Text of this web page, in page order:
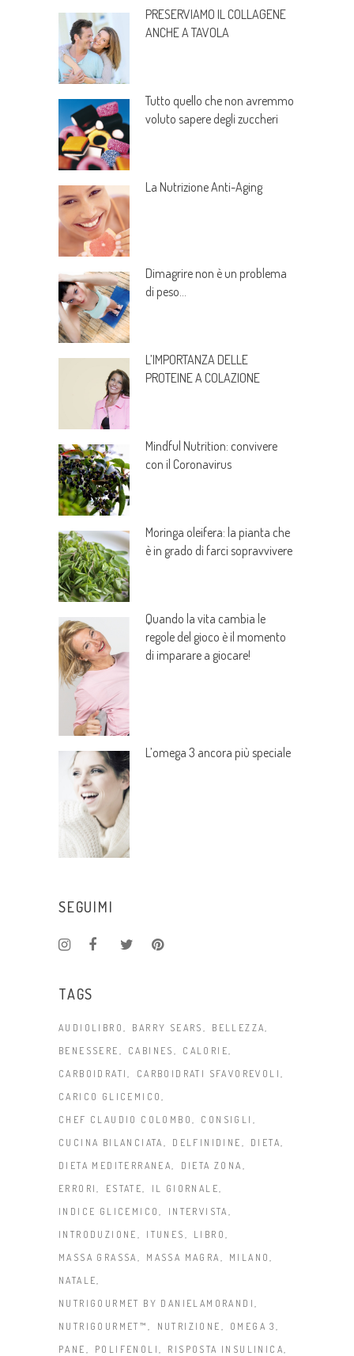
PRESERVIAMO IL COLLAGENE
ANCHE A TAVOLA
Tutto quello che non avremmo
voluto sapere degli zuccheri
La Nutrizione Anti-Aging
Dimagrire non è un problema
di peso…
L’IMPORTANZA DELLE
PROTEINE A COLAZIONE
Mindful Nutrition: convivere
con il Coronavirus
Moringa oleifera: la pianta che
è in grado di farci sopravvivere
Quando la vita cambia le
regole del gioco è il momento
di imparare a giocare!
L’omega 3 ancora più speciale
SEGUIMI
TAGS
AUDIOLIBRO BARRY SEARS
BELLEZZA
BENESSERE
CABINES
CALORIE
CARBOIDRATI
CARBOIDRATI SFAVOREVOLI
CARICO GLICEMICO
CHEF CLAUDIO COLOMBO
CONSIGLI
CUCINA BILANCIATA
DELFINIDINE
DIETA
DIETA MEDITERRANEA
DIETA ZONA
ERRORI
ESTATE
IL GIORNALE
INDICE GLICEMICO
INTERVISTA
INTRODUZIONE
ITUNES
LIBRO
MASSA GRASSA
MASSA MAGRA
MILANO
NATALE
NUTRIGOURMET BY DANIELAMORANDI
NUTRIGOURMET™
NUTRIZIONE
OMEGA 3
PANE
POLIFENOLI
RISPOSTA INSULINICA